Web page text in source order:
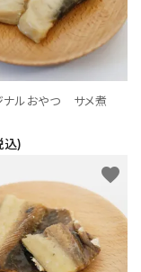
ナルおやつ サメ煮
)
favorite